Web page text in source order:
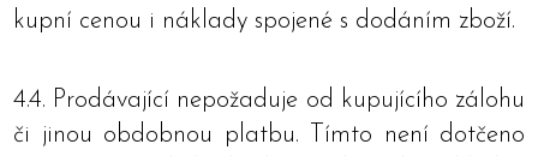
kupní cenou i náklady spojené s dodáním zboží.
4.4. Prodávající nepožaduje od kupujícího zálohu
či jinou obdobnou platbu. Tímto není dotčeno